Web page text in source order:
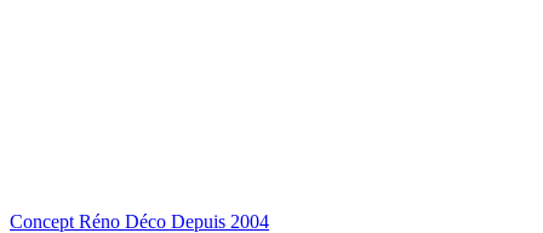
Concept Réno Déco Depuis 2004